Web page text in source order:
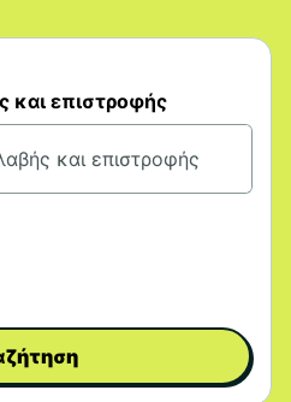
και επιστροφής